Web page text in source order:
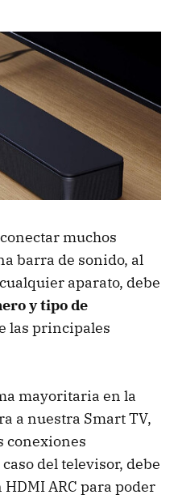
muchos
barra de sonido, al
aparato, debe
y tipo de
las principales
mayoritaria en la
a nuestra Smart TV,
conexiones
del televisor, debe
ARC para poder